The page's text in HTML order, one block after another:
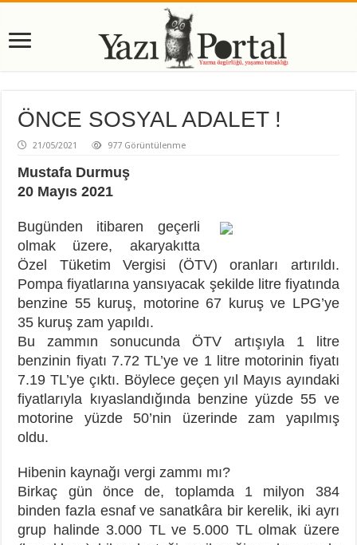
ÖNCE SOSYAL ADALET !
21/05/2021 977 Görüntülenme
Mustafa Durmuş
20 Mayıs 2021
Bugünden itibaren geçerli
olmak üzere, akaryakıtta
Özel Tüketim Vergisi (ÖTV) oranları artırıldı.
Pompa fiyatlarına yansıyacak şekilde litre fiyatında
benzine 55 kuruş, motorine 67 kuruş ve LPG’ye
35 kuruş zam yapıldı.
Bu zammın sonucunda ÖTV artışıyla 1 litre
benzinin fiyatı 7.72 TL’ye ve 1 litre motorinin fiyatı
7.19 TL’ye çıktı. Böylece geçen yıl Mayıs ayındaki
fiyatlarıyla kıyaslandığında benzine yüzde 55 ve
motorine yüzde 50’nin üzerinde zam yapılmış
oldu.
Hibenin kaynağı vergi zammı mı?
Birkaç gün önce de, toplamda 1 milyon 384
binden fazla esnaf ve sanatkâra bir kerelik, iki ayrı
grup halinde 3.000 TL ve 5.000 TL olmak üzere